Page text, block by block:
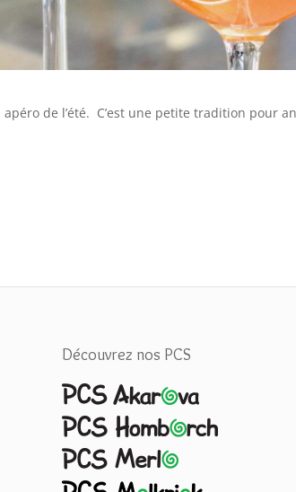
de l’été. C’est une petite tradition pour
Découvrez nos PCS